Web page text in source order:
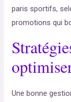
paris sportifs,
promotions qui
Une bonne